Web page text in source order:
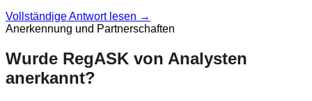
Vollständige Antwort lesen →
Anerkennung und Partnerschaften
Wurde RegASK von Analysten
anerkannt?